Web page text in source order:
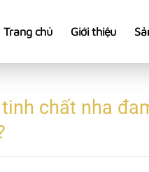
Trang chủ Giới thiệu
chất nha